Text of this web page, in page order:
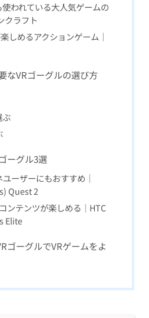
われている大人気ゲームの
クラフト
しめるアクションゲーム｜
なVRゴーグルの選び方
ぶ
ーグル3選
ーザーにもおすすめ｜
Quest 2
ンテンツが楽しめる｜HTC
Elite
ゴーグルでVRゲームをよ